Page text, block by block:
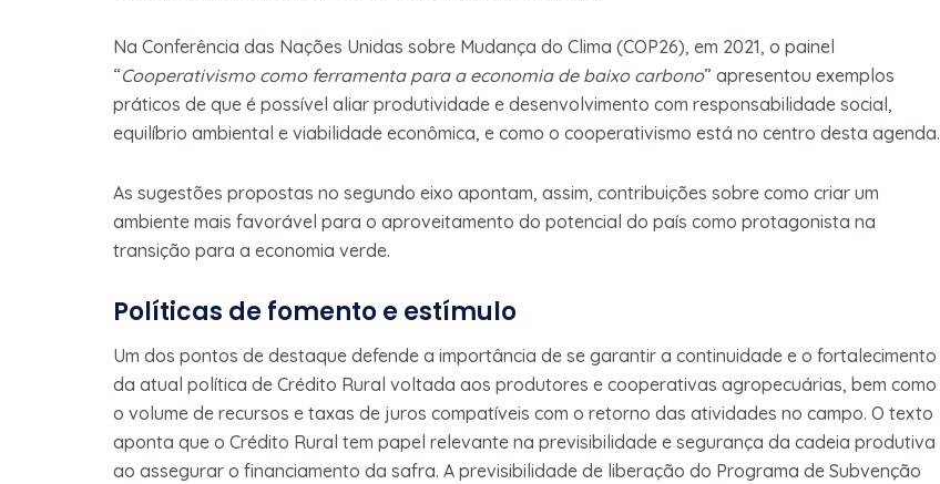
Na Conferência das Nações Unidas sobre Mudança do Clima (COP26), em 2021, o painel
“Cooperativismo como ferramenta para a economia de baixo carbono” apresentou exemplos
práticos de que é possível aliar produtividade e desenvolvimento com responsabilidade social,
equilíbrio ambiental e viabilidade econômica, e como o cooperativismo está no centro desta agenda.
As sugestões propostas no segundo eixo apontam, assim, contribuições sobre como criar um
ambiente mais favorável para o aproveitamento do potencial do país como protagonista na
transição para a economia verde.
Políticas de fomento e estímulo
Um dos pontos de destaque defende a importância de se garantir a continuidade e o fortalecimento
da atual política de Crédito Rural voltada aos produtores e cooperativas agropecuárias, bem como
o volume de recursos e taxas de juros compatíveis com o retorno das atividades no campo. O texto
aponta que o Crédito Rural tem papel relevante na previsibilidade e segurança da cadeia produtiva
ao assegurar o financiamento da safra. A previsibilidade de liberação do Programa de Subvenção